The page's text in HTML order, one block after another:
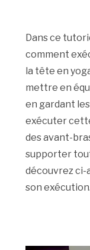
Dans ce
comment
la tête en
mettre en
en gardant
exécuter
des avant-
supporter
découvrez ci-
son exécution.